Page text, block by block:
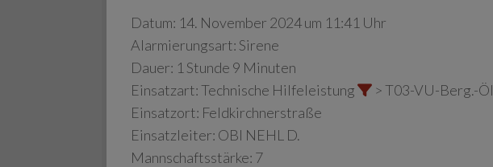
Datum: 14. November 2024 um 11:41 Uhr
Alarmierungsart: Sirene
Dauer: 1 Stunde 9 Minuten
Einsatzart:Technische Hilfeleistung
> T03-VU-Berg.-Öl
Einsatzort: Feldkirchnerstraße
Einsatzleiter: OBI NEHL D.
Mannschaftsstärke: 7